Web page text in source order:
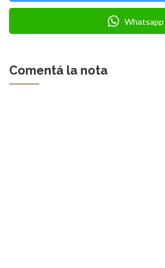
Whatsapp
Comentá la nota